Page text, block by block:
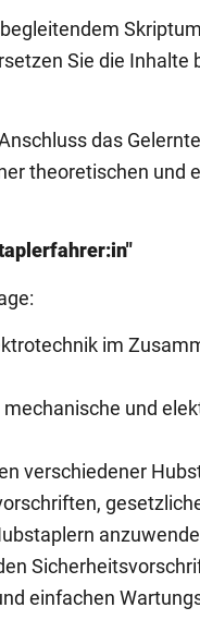
Sie die Inhalte
das
theoretischen und
im
und
verschiedener
einfachen